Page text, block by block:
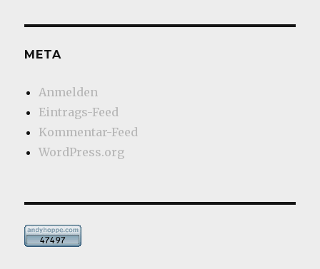
META
Anmelden
Eintrags-Feed
Kommentar-Feed
WordPress.org